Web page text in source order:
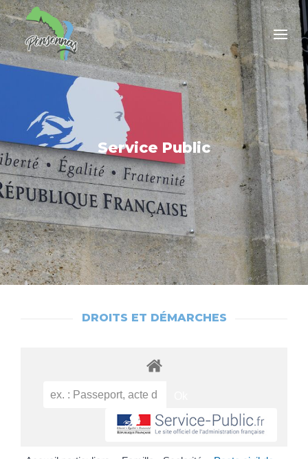
Service Public
DROITS ET DÉMARCHES